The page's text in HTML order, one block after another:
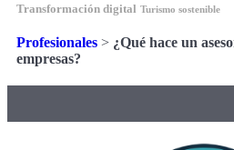
Transformación digital
Turismo sostenible
Profesionales > ¿Qué hace un
empresas?